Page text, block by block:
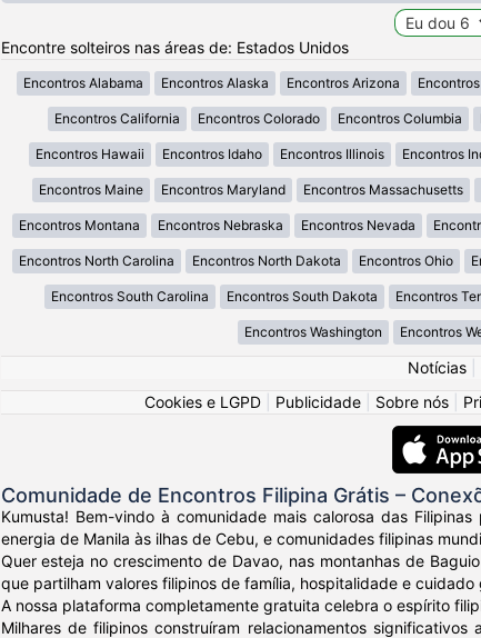
Encontre solteiros nas áreas de: Estados Unidos
Encontros Alabama Encontros Alaska Encontros Arizona
Encontros California Encontros Colorado Encontros Columbia
Encontros Hawaii Encontros Idaho Encontros Illinois Encontros
Encontros Maine Encontros Maryland Encontros Massachusetts
Encontros Montana Encontros Nebraska Encontros Nevada
Encontros North Carolina Encontros North Dakota Encontros Ohio
Encontros South Carolina Encontros South Dakota Encontros
Encontros Washington Encontros
Notícias
Cookies e LGPD
Publicidade Sobre nós
Comunidade de Encontros Filipina Grátis –
Kumusta! Bem-vindo à comunidade mais calorosa das
energia de Manila às ilhas de Cebu, e comunidades filipinas
Quer esteja no crescimento de Davao, nas montanhas de
que partilham valores filipinos de família, hospitalidade e cuidado
A nossa plataforma completamente gratuita celebra o espírito
Milhares de filipinos construíram relacionamentos